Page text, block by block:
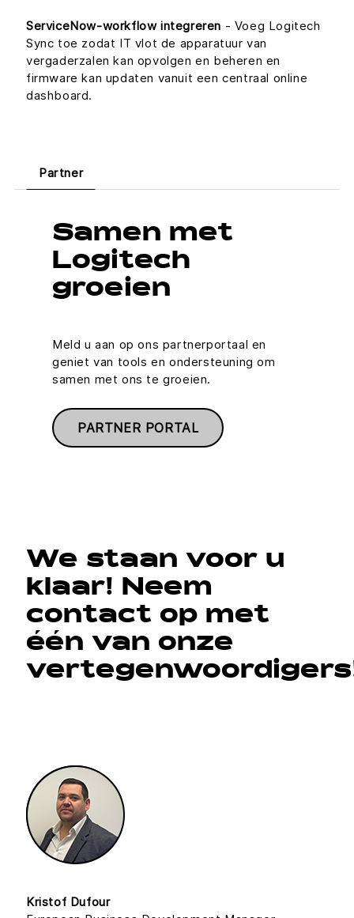
ServiceNow-workflow integreren - Voeg Logitech
Sync toe zodat IT vlot de apparatuur van
vergaderzalen kan opvolgen en beheren en
firmware kan updaten vanuit een centraal online
dashboard.
Partner
Samen met
Logitech
groeien
Meld u aan op ons partnerportaal en
geniet van tools en ondersteuning om
samen met ons te groeien.
PARTNER PORTAL
We staan voor u
klaar! Neem
contact op met
één van onze
Kristof Dufour